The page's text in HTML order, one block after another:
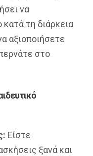
να
τη διάρκεια
αξιοποιήσετε
στο
Είστε
ξανά και